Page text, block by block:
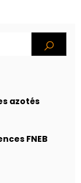
azotés
FNEB